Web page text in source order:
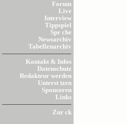
Forum
Live
Interview
Tippspiel
Spr che
Newsarchiv
Tabellenarchiv
Kontakt & Infos
Datenschutz
Redakteur werden
Unterst tzen
Sponsoren
Links
Zur ck